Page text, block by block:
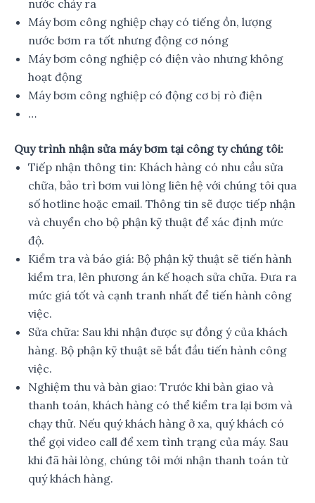
nước chảy ra
Máy bơm công nghiệp chạy có tiếng ồn, lượng
nước bơm ra tốt nhưng động cơ nóng
Máy bơm công nghiệp có điện vào nhưng không
hoạt động
Máy bơm công nghiệp có động cơ bị rò điện
…
Quy trình nhận sửa máy bơm tại công ty chúng tôi:
Tiếp nhận thông tin: Khách hàng có nhu cầu sửa
chữa, bảo trì bơm vui lòng liên hệ với chúng tôi qua
số hotline hoặc email. Thông tin sẽ được tiếp nhận
và chuyển cho bộ phận kỹ thuật để xác định mức
độ.
Kiểm tra và báo giá: Bộ phận kỹ thuật sẽ tiến hành
kiểm tra, lên phương án kế hoạch sửa chữa. Đưa ra
mức giá tốt và cạnh tranh nhất để tiến hành công
việc.
Sửa chữa: Sau khi nhận được sự đồng ý của khách
hàng. Bộ phận kỹ thuật sẽ bắt đầu tiến hành công
việc.
Nghiệm thu và bàn giao: Trước khi bàn giao và
thanh toán, khách hàng có thể kiểm tra lại bơm và
chạy thử. Nếu quý khách hàng ở xa, quý khách có
thể gọi video call để xem tình trạng của máy. Sau
khi đã hài lòng, chúng tôi mới nhận thanh toán từ
quý khách hàng.